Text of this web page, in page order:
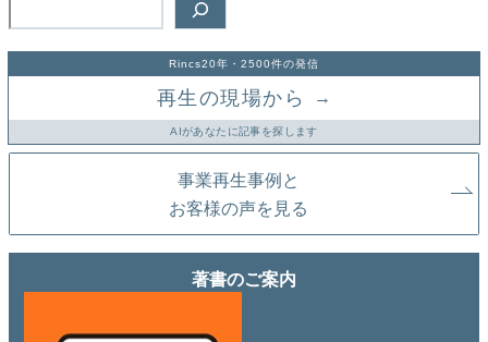
Rincs20年・2500件の発信
再生の現場から →
AIがあなたに記事を探します
事業再生事例と
お客様の声を見る
著書のご案内